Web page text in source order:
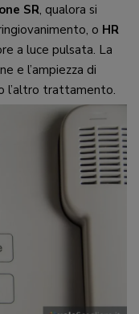
SR, qualora si
o HR
a luce pulsata. La
e l’ampiezza di
l’altro trattamento.